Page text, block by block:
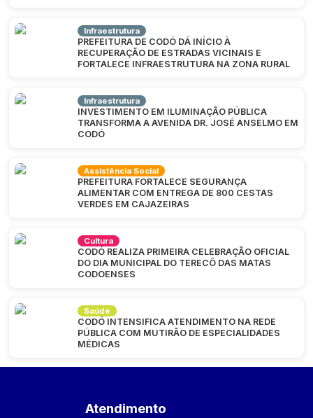
Infraestrutura
PREFEITURA DE CODÓ DÁ INÍCIO À
RECUPERAÇÃO DE ESTRADAS VICINAIS E
FORTALECE INFRAESTRUTURA NA ZONA RURAL
Infraestrutura
INVESTIMENTO EM ILUMINAÇÃO PÚBLICA
TRANSFORMA A AVENIDA DR. JOSÉ ANSELMO EM
CODÓ
Assistência Social
PREFEITURA FORTALECE SEGURANÇA
ALIMENTAR COM ENTREGA DE 800 CESTAS
VERDES EM CAJAZEIRAS
Cultura
CODÓ REALIZA PRIMEIRA CELEBRAÇÃO OFICIAL
DO DIA MUNICIPAL DO TERECÔ DAS MATAS
CODOENSES
Saúde
CODÓ INTENSIFICA ATENDIMENTO NA REDE
PÚBLICA COM MUTIRÃO DE ESPECIALIDADES
MÉDICAS
Atendimento